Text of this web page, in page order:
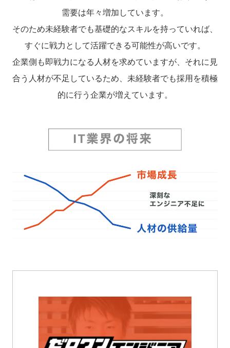
需要は年々増加しています。
そのため未経験者でも基礎的なスキルを持っていれば、
すぐに戦力として活躍できる可能性が高いです。
企業側も即戦力になる人材を求めていますが、それに見
合う人材が不足しているため、未経験者でも採用を積極
的に行う企業が増えています。